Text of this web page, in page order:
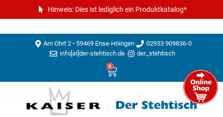
Hinweis: Dies ist lediglich ein Produktkatalog*
Am Ohrt 2 • 59469 Ense-Höingen
02933 909836-0
info[at]der-stehtisch.de
der_stehtisch
0